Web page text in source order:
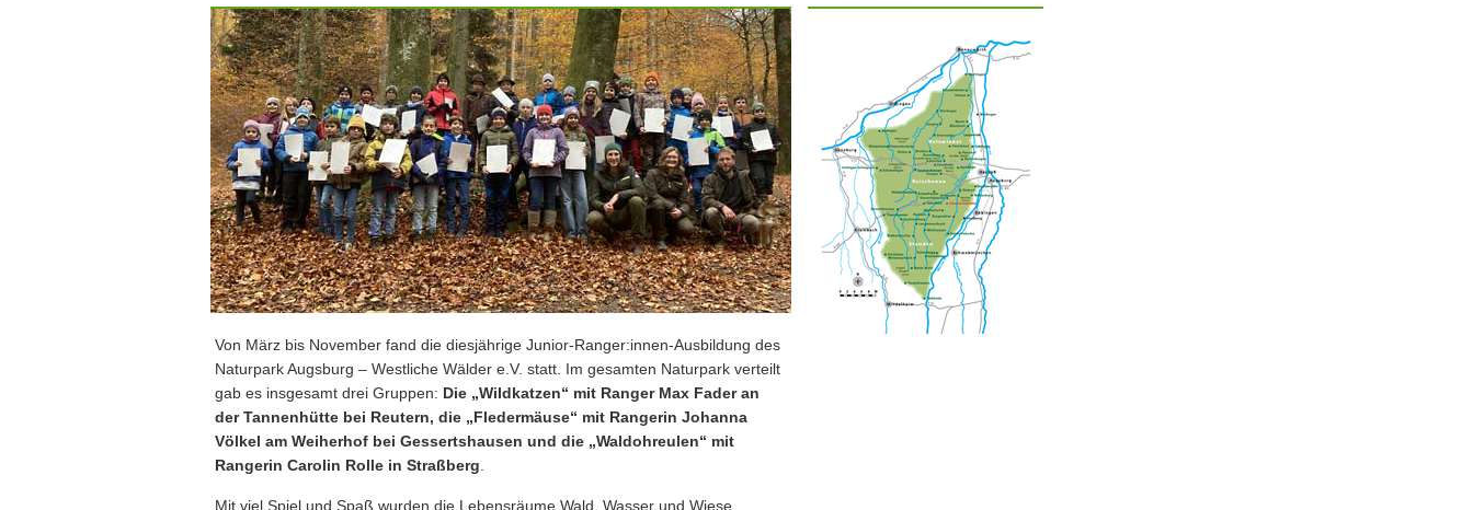
Von März bis November fand die diesjährige Junior-Ranger:innen-Ausbildung des
Naturpark Augsburg – Westliche Wälder e.V. statt. Im gesamten Naturpark verteilt
gab es insgesamt drei Gruppen: Die „Wildkatzen“ mit Ranger Max Fader an
der Tannenhütte bei Reutern, die „Fledermäuse“ mit Rangerin Johanna
Völkel am Weiherhof bei Gessertshausen und die „Waldohreulen“ mit
Rangerin Carolin Rolle in Straßberg
Mit viel Spiel und Spaß wurden die Lebensräume Wald, Wasser und Wiese